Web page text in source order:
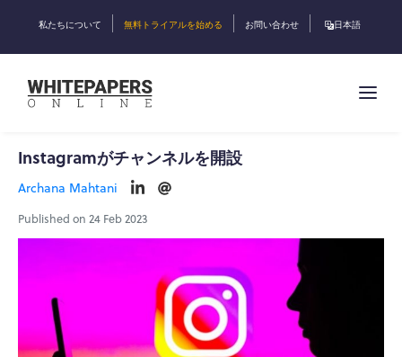
私たちについて 無料トライアルを始める お問い合わせ 日本語
Instagramがチャンネルを開設
Archana Mahtani
Published on 24 Feb 2023